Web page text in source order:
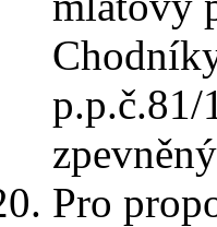
p.p.č.81/
Pro